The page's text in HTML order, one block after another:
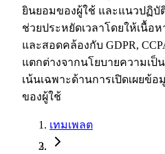
ยินยอมของผู้ใช้ และแนวปฏิบั
ช่วยประหยัดเวลาโดยให้เนื้อ
และสอดคล้องกับ GDPR,
แตกต่างจากนโยบายความเป็
เน้นเฉพาะด้านการเปิดเผยข้
ของผู้ใช้
เทมเพลต